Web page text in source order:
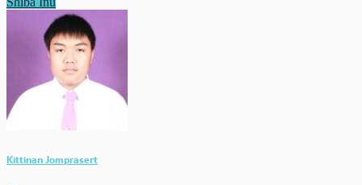
Kittinan Jomprasert